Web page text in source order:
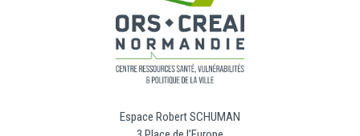
Espace Robert SCHUMAN